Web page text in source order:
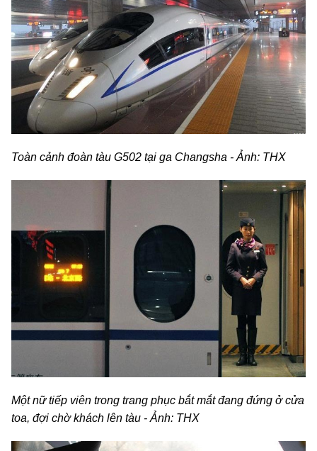
Toàn cảnh đoàn tàu G502 tại ga Changsha - Ảnh: THX
Một nữ tiếp viên trong trang phục bắt mắt đang đứng ở cửa
toa, đợi chờ khách lên tàu - Ảnh: THX